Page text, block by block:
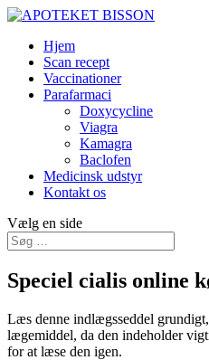
Hjem
Scan recept
Vaccinationer
Parafarmaci
Doxycycline
Viagra
Kamagra
Baclofen
Medicinsk udstyr
Kontakt os
Vælg en side
Speciel cialis online
Læs denne indlægsseddel
lægemiddel, da den indeholder
for at læse den igen.